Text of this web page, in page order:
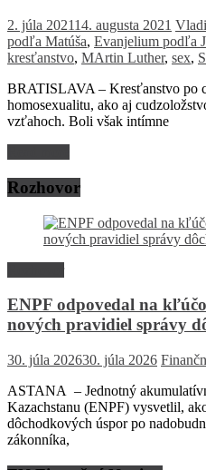
2. júla 202114. augusta 2021
podľa Matúša, Evanjelium podľa
kresťanstvo, MArtin Luther, sex,
BRATISLAVA – Kresťanstvo po
homosexualitu, ako aj
vzťahoch. Boli však intímne
Rozhovor
ENPF odpovedal na
nových pravidiel správy
30. júla 202630. júla 2026
ASTANA – Jednotný
Kazachstanu (ENPF) vysvetlil,
dôchodkových úspor po
zákonníka,